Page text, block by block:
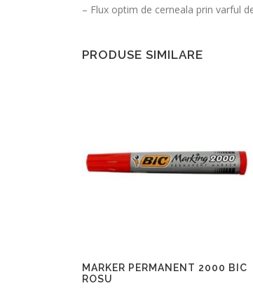
– Flux optim de cerneala prin varful
PRODUSE SIMILARE
MARKER PERMANENT 2000 BIC
ROSU